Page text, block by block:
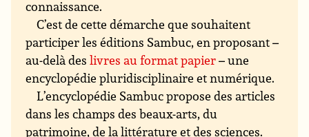
connaissance.
C’est de cette démarche que souhaitent
participer les éditions Sambuc, en proposant –
au-delà deslivres au format papier– une
encyclopédie pluridisciplinaire et numérique.
L’encyclopédie Sambuc propose des articles
dans les champs des beaux-arts, du
patrimoine, de la littérature et des sciences.